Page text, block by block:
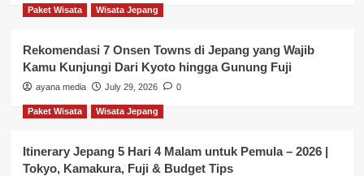
Paket Wisata Wisata Jepang
Rekomendasi 7 Onsen Towns di Jepang yang Wajib
Kamu Kunjungi Dari Kyoto hingga Gunung Fuji
ayana media July 29, 2026 0
Paket Wisata Wisata Jepang
Itinerary Jepang 5 Hari 4 Malam untuk Pemula – 2026 |
Tokyo, Kamakura, Fuji & Budget Tips